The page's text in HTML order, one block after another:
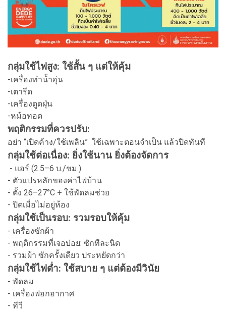
กลุ่มใช้ไฟสูง: ใช้สั้น ๆ แต่ให้คุ้ม
-เครื่องทำน้ำอุ่น
-เตารีด
-เครื่องดูดฝุ่น
-หม้อทอด
พฤติกรรมที่ควรปรับ:
อย่า “เปิดค้าง/ใช้เพลิน” ใช้เฉพาะตอนจำเป็น แล้วปิดทันที
กลุ่มใช้ต่อเนื่อง: ยิ่งใช้นาน ยิ่งต้องจัดการ
- แอร์ (2.5–6 บ./ชม.)
- ตัวแปรหลักของค่าไฟบ้าน
- ตั้ง 26–27°C + ใช้พัดลมช่วย
- ปิดเมื่อไม่อยู่ห้อง
กลุ่มใช้เป็นรอบ: รวมรอบให้คุ้ม
- เครื่องซักผ้า
- พฤติกรรมที่เจอบ่อย: ซักทีละนิด
- รวมผ้า ซักครั้งเดียว ประหยัดกว่า
กลุ่มใช้ไฟต่ำ: ใช้สบาย ๆ แต่ต้องมีวินัย
- พัดลม
- เครื่องฟอกอากาศ
- ทีวี